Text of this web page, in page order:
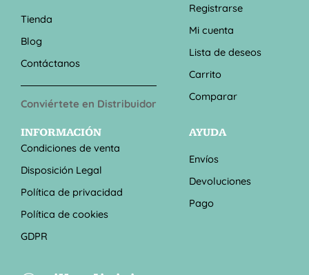
Tienda
Blog
Contáctanos
Conviértete en Distribuidor
Registrarse
Mi cuenta
Lista de deseos
Carrito
Comparar
INFORMACIÓN
Condiciones de venta
Disposición Legal
Política de privacidad
Política de cookies
GDPR
AYUDA
Envíos
Devoluciones
Pago